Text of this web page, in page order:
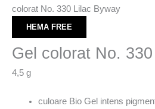
colorat No. 330 Lilac Byway
HEMA FREE
Gel colorat No.
4,5 g
culoare Bio Gel intens